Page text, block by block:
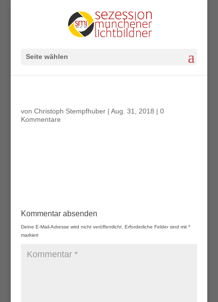
Seite wählen
von Christoph Stempfhuber| Aug. 31, 2018 | 0
Kommentare
Kommentar absenden
Deine E-Mail-Adresse wird nicht veröffentlicht. Erforderliche Felder sind mit *
markiert